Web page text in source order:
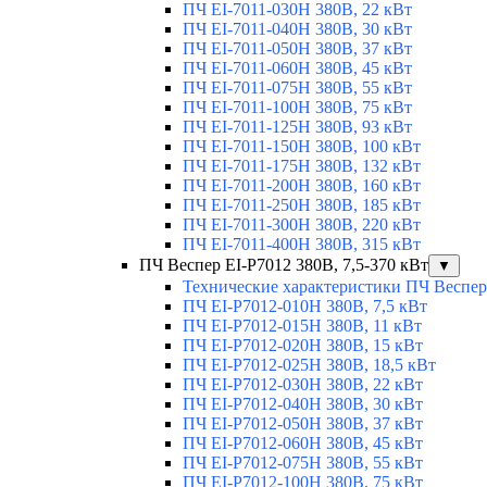
ПЧ EI-7011-030H 380В, 22 кВт
ПЧ EI-7011-040H 380В, 30 кВт
ПЧ EI-7011-050H 380В, 37 кВт
ПЧ EI-7011-060H 380В, 45 кВт
ПЧ EI-7011-075H 380В, 55 кВт
ПЧ EI-7011-100H 380В, 75 кВт
ПЧ EI-7011-125H 380В, 93 кВт
ПЧ EI-7011-150H 380В, 100 кВт
ПЧ EI-7011-175H 380В, 132 кВт
ПЧ EI-7011-200H 380В, 160 кВт
ПЧ EI-7011-250H 380В, 185 кВт
ПЧ EI-7011-300H 380В, 220 кВт
ПЧ EI-7011-400H 380В, 315 кВт
ПЧ Веспер EI-P7012 380В, 7,5-370 кВт
▼
Технические характеристики ПЧ
ПЧ EI-Р7012-010H 380В, 7,5 кВт
ПЧ EI-Р7012-015H 380В, 11 кВт
ПЧ EI-Р7012-020H 380В, 15 кВт
ПЧ EI-Р7012-025H 380В, 18,5 кВт
ПЧ EI-Р7012-030H 380В, 22 кВт
ПЧ EI-Р7012-040H 380В, 30 кВт
ПЧ EI-Р7012-050H 380В, 37 кВт
ПЧ EI-Р7012-060H 380В, 45 кВт
ПЧ EI-Р7012-075H 380В, 55 кВт
ПЧ EI-Р7012-100H 380В, 75 кВт